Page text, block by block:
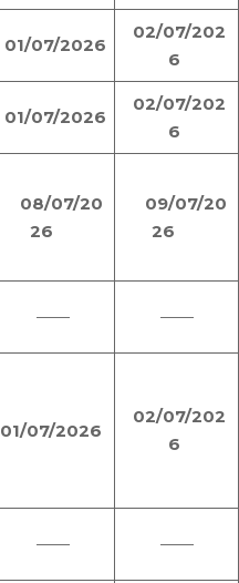
01/07/2026
02/07/202
6
01/07/2026
02/07/202
6
08/07/20
26
09/07/20
26
—— ——
01/07/2026
02/07/202
6
—— ——